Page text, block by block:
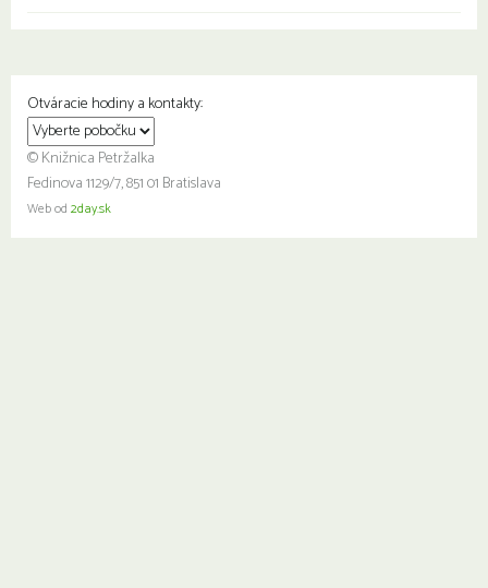
Otváracie hodiny a kontakty:
© Knižnica Petržalka
Fedinova 1129/7, 851 01 Bratislava
Web od 2day.sk